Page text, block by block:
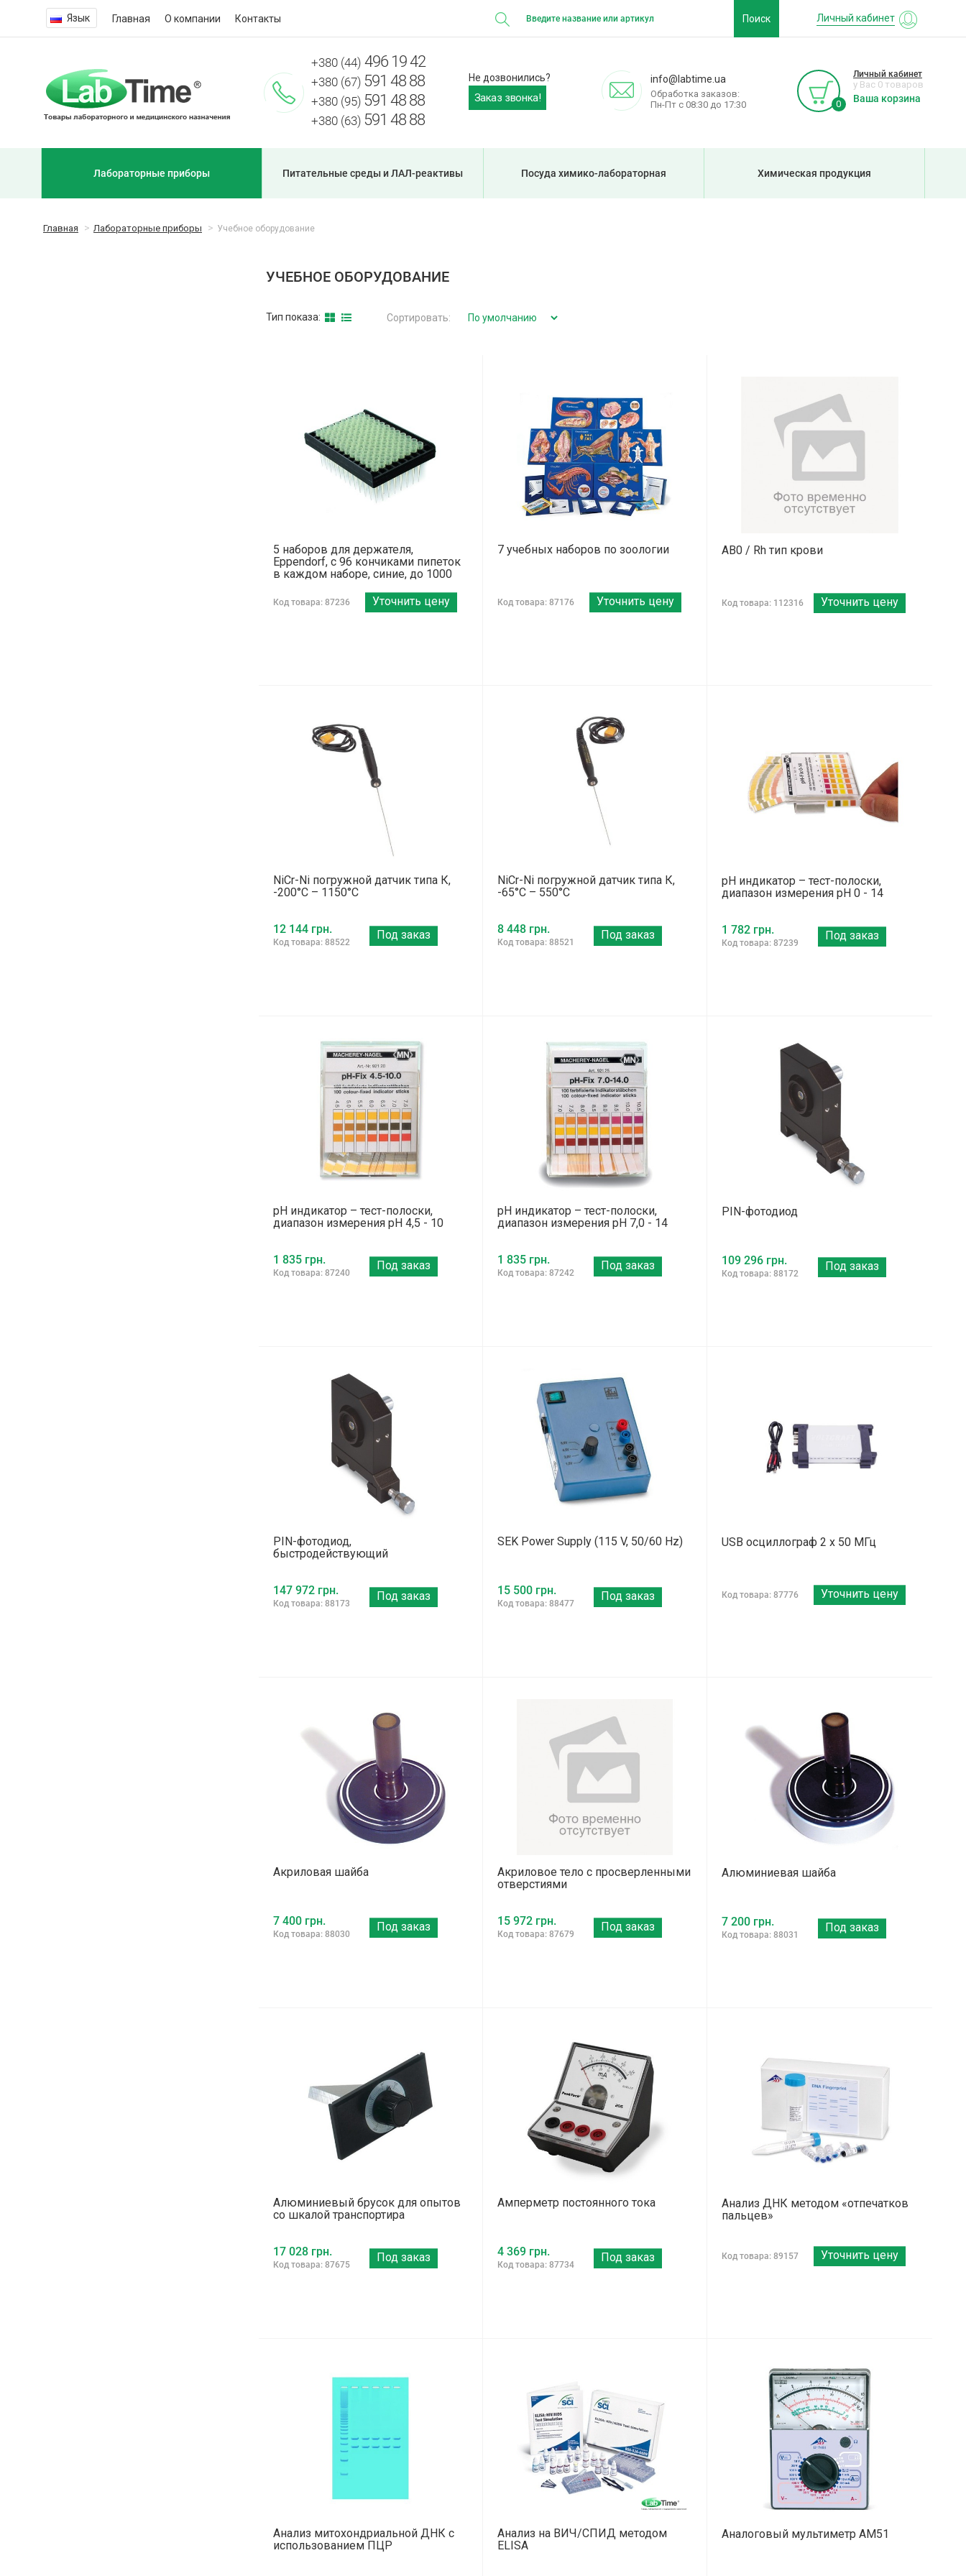
Язык Главная О компании Контакты Поиск Личный кабинет
+380 (44) 496 19 42
+380 (67) 591 48 88
+380 (95) 591 48 88
+380 (63) 591 48 88
Не дозвонились?
Заказ звонка!
info@labtime.ua
Обработка заказов:
Пн-Пт с 08:30 до 17:30
0
Личный кабинет
у Вас 0 товаров
Ваша корзина
Лабораторные приборы Питательные среды и ЛАЛ-реактивы Посуда химико-лабораторная Химическая продукция
Главная Лабораторные приборы Учебное оборудование
УЧЕБНОЕ ОБОРУДОВАНИЕ
Тип показа: Сортировать:
5 наборов для держателя,
Eppendorf, с 96 кончиками пипеток
в каждом наборе, синие, до 1000
Код товара: 87236 Уточнить цену
7 учебных наборов по зоологии
Код товара: 87176 Уточнить цену
AB0 / Rh тип крови
Код товара: 112316 Уточнить цену
NiCr-Ni погружной датчик типа К,
-200°C – 1150°C
12 144 грн.
Код товара: 88522
Под заказ
NiCr-Ni погружной датчик типа К,
-65°C – 550°C
8 448 грн.
Код товара: 88521
Под заказ
pH индикатор – тест-полоски,
диапазон измерения pH 0 - 14
1 782 грн.
Код товара: 87239
Под заказ
pH индикатор – тест-полоски,
диапазон измерения pH 4,5 - 10
1 835 грн.
Код товара: 87240
Под заказ
pH индикатор – тест-полоски,
диапазон измерения pH 7,0 - 14
1 835 грн.
Код товара: 87242
Под заказ
PIN-фотодиод
109 296 грн.
Код товара: 88172
Под заказ
PIN-фотодиод,
быстродействующий
147 972 грн.
Код товара: 88173
Под заказ
SEK Power Supply (115 V, 50/60 Hz)
15 500 грн.
Код товара: 88477
Под заказ
USB осциллограф 2 x 50 МГц
Код товара: 87776 Уточнить цену
Акриловая шайба
7 400 грн.
Код товара: 88030
Под заказ
Акриловое тело с просверленными
отверстиями
15 972 грн.
Код товара: 87679
Под заказ
Алюминиевая шайба
7 200 грн.
Код товара: 88031
Под заказ
Алюминиевый брусок для опытов
со шкалой транспортира
17 028 грн.
Код товара: 87675
Под заказ
Амперметр постоянного тока
4 369 грн.
Код товара: 87734
Под заказ
Анализ ДНК методом «отпечатков
пальцев»
Код товара: 89157 Уточнить цену
Анализ митохондриальной ДНК с
использованием ПЦР
Анализ на ВИЧ/СПИД методом
ELISA
Аналоговый мультиметр AM51